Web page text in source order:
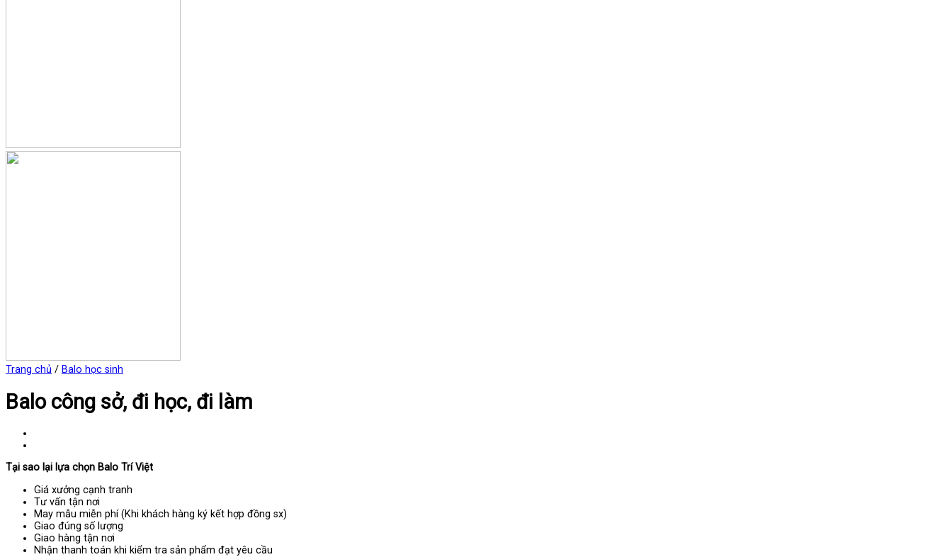
Trang chủ / Balo học sinh
Balo công sở, đi học, đi làm
Tại sao lại lựa chọn Balo Trí Việt
Giá xưởng cạnh tranh
Tư vấn tận nơi
May mẫu miễn phí (Khi khách hàng ký kết hợp đồng sx)
Giao đúng số lượng
Giao hàng tận nơi
Nhận thanh toán khi kiểm tra sản phẩm đạt yêu cầu